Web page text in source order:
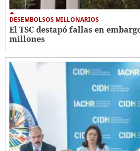
DESEMBOLSOS MILLONARIOS
El TSC destapó fallas en
millones